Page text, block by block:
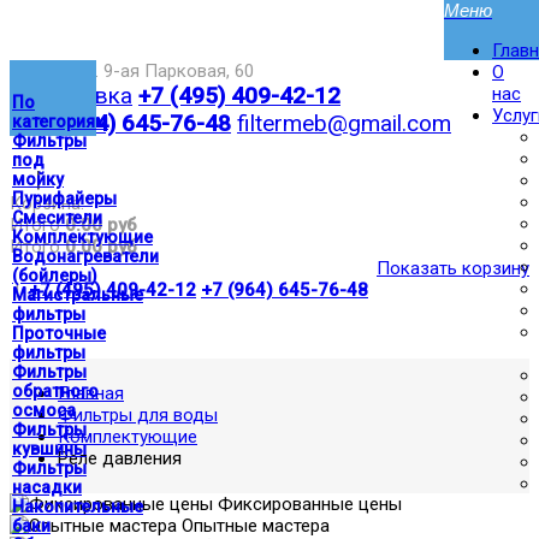
По
категориям
Фильтры
под
мойку
Пурифайеры
Смесители
Комплектующие
Водонагреватели
(бойлеры)
Магистральные
фильтры
Проточные
фильтры
Фильтры
обратного
осмоса
Фильтры
кувшины
Фильтры
насадки
Накопительные
баки
Москва,ул. 9-ая Парковая, 60
Доставка +7 (495) 409-42-12
+7 (964) 645-76-48 filtermeb@gmail.com
|
Корзина:
Итого0.00 руб
Итого0.00 руб
Показать корзину
| +7 (495) 409-42-12 +7 (964) 645-76-48
О
нас
Главная
Фильтры для воды
Комплектующие
Реле давления
Фиксированные цены
Опытные мастера